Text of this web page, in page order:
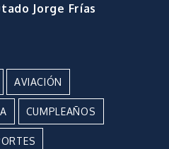
Jorge Frías
AVIACIÓN
CUMPLEAÑOS